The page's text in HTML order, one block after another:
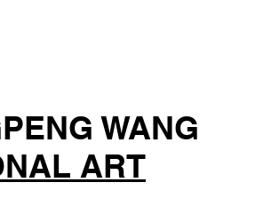
WANG
ART